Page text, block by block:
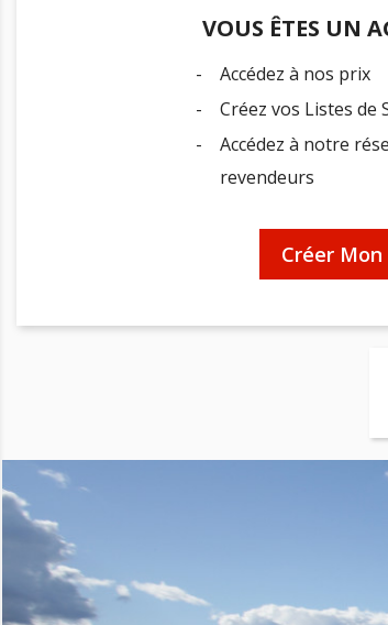
VOUS ÊTES UN
-
Accédez à nos prix
-
Créez vos Listes de
-
Accédez à notre
revendeurs
Créer